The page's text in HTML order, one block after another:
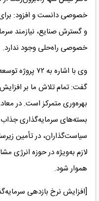
خصوصی دانست و افزود:
و گسترش صنایع، نیازمند
خصوصی راه‌حلی وجود ندارد.
وی با اشاره
گفت: تمام تلاش ما بر
بهره‌وری متمرکز است. در
بسته‌های سرمایه‌گذاری جذاب
سیاست‌گذاران، در تأمین
لازم به‌ویژه در حوزه انرژی
هموار شود.
[افزایش نرخ بازدهی